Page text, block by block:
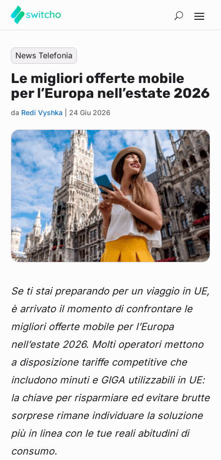
News Telefonia
Le migliori offerte mobile
per l’Europa nell’estate 2026
da Redi Vyshka 24 Giu 2026
Se ti stai preparando per un viaggio in UE,
è arrivato il momento di confrontare le
migliori offerte mobile per l’Europa
nell’estate 2026. Molti operatori mettono
a disposizione tariffe competitive che
includono minuti e GIGA utilizzabili in UE:
la chiave per risparmiare ed evitare brutte
sorprese rimane individuare la soluzione
più in linea con le tue reali abitudini di
consumo.